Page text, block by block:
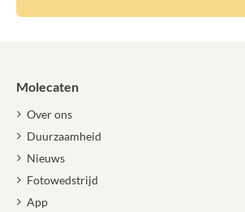
Molecaten
Over ons
Duurzaamheid
Nieuws
Fotowedstrijd
App